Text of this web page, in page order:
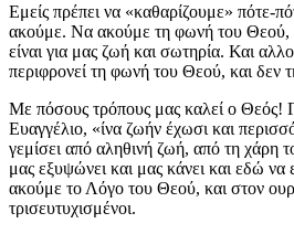
Εμείς πρέπει να «καθαρίζουμε» πότε-
ακούμε. Να ακούμε τη φωνή του Θεού,
είναι για μας ζωή και σωτηρία. Και
περιφρονεί τη φωνή του Θεού, και δεν
Με πόσους τρόπους μας καλεί ο Θεός!
Ευαγγέλιο, «ίνα ζωήν έχωσι και
γεμίσει από αληθινή ζωή, από τη χάρη
μας εξυψώνει και μας κάνει και εδώ να
ακούμε το Λόγο του Θεού, και στον
τρισευτυχισμένοι.